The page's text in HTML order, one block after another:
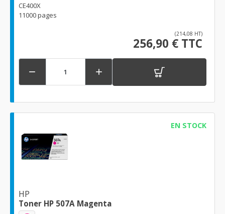
CE400X
11000 pages
(214,08 HT)
256,90 € TTC
 
EN STOCK
HP
Toner HP 507A Magenta